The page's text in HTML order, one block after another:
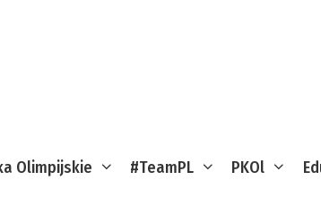
Olimpijskie #TeamPL PKOl